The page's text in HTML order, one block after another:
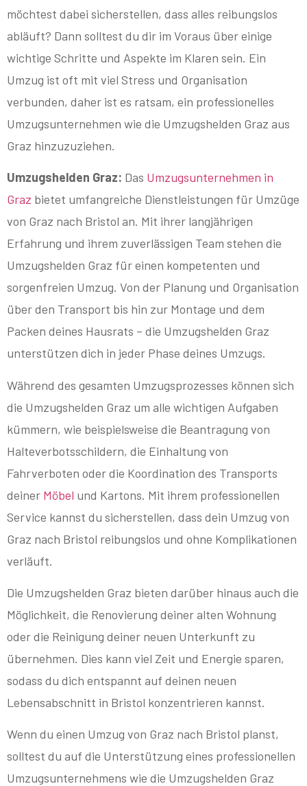
möchtest dabei sicherstellen, dass alles reibungslos
abläuft? Dann solltest du dir im Voraus über einige
wichtige Schritte und Aspekte im Klaren sein. Ein
Umzug ist oft mit viel Stress und Organisation
verbunden, daher ist es ratsam, ein professionelles
Umzugsunternehmen wie die Umzugshelden Graz aus
Graz hinzuzuziehen.
Umzugshelden Graz: Das Umzugsunternehmen in
Graz bietet umfangreiche Dienstleistungen für Umzüge
von Graz nach Bristol an. Mit ihrer langjährigen
Erfahrung und ihrem zuverlässigen Team stehen die
Umzugshelden Graz für einen kompetenten und
sorgenfreien Umzug. Von der Planung und Organisation
über den Transport bis hin zur Montage und dem
Packen deines Hausrats – die Umzugshelden Graz
unterstützen dich in jeder Phase deines Umzugs.
Während des gesamten Umzugsprozesses können sich
die Umzugshelden Graz um alle wichtigen Aufgaben
kümmern, wie beispielsweise die Beantragung von
Halteverbotsschildern, die Einhaltung von
Fahrverboten oder die Koordination des Transports
deiner Möbel und Kartons. Mit ihrem professionellen
Service kannst du sicherstellen, dass dein Umzug von
Graz nach Bristol reibungslos und ohne Komplikationen
verläuft.
Die Umzugshelden Graz bieten darüber hinaus auch die
Möglichkeit, die Renovierung deiner alten Wohnung
oder die Reinigung deiner neuen Unterkunft zu
übernehmen. Dies kann viel Zeit und Energie sparen,
sodass du dich entspannt auf deinen neuen
Lebensabschnitt in Bristol konzentrieren kannst.
Wenn du einen Umzug von Graz nach Bristol planst,
solltest du auf die Unterstützung eines professionellen
Umzugsunternehmens wie die Umzugshelden Graz